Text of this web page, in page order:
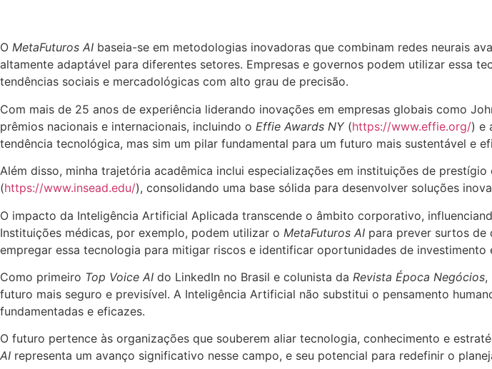
O MetaFuturos AI baseia-se em metodologias inovadoras que combinam redes neurais
altamente adaptável para diferentes setores. Empresas e governos podem utilizar essa
tendências sociais e mercadológicas com alto grau de precisão.
Com mais de 25 anos de experiência liderando inovações em empresas globais como
prêmios nacionais e internacionais, incluindo o Effie Awards NY (https://www.effie.org/) e
tendência tecnológica, mas sim um pilar fundamental para um futuro mais sustentável e
Além disso, minha trajetória acadêmica inclui especializações em instituições de prestígio
(https://www.insead.edu/), consolidando uma base sólida para desenvolver soluções
O impacto da Inteligência Artificial Aplicada transcende o âmbito corporativo,
Instituições médicas, por exemplo, podem utilizar o MetaFuturos AI para prever surtos de
empregar essa tecnologia para mitigar riscos e identificar oportunidades de investimento
Como primeiro Top Voice AI do LinkedIn no Brasil e colunista da Revista Época Negócios,
futuro mais seguro e previsível. A Inteligência Artificial não substitui o pensamento
fundamentadas e eficazes.
O futuro pertence às organizações que souberem aliar tecnologia, conhecimento e
AI representa um avanço significativo nesse campo, e seu potencial para redefinir o